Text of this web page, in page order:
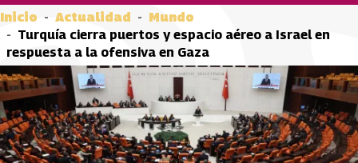
Inicio Actualidad
Mundo
Turquía cierra puertos y espacio aéreo a Israel en
respuesta a la ofensiva en Gaza